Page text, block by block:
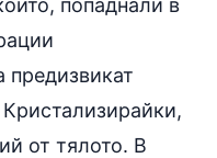
попаднали в
предизвикат
от тялото. В